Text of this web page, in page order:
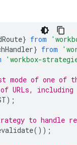
} from
} from
'workbox-
of one of
URLs, including
);
to handle
());